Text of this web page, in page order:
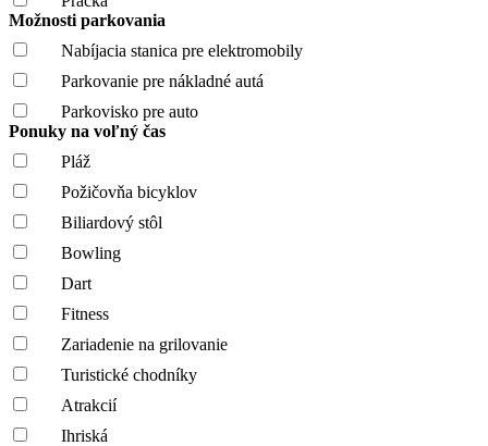
Možnosti parkovania
Nabíjacia stanica pre elektromobily
Parkovanie pre nákladné autá
Parkovisko pre auto
Ponuky na voľný čas
Pláž
Požičovňa bicyklov
Biliardový stôl
Bowling
Dart
Fitness
Zariadenie na grilovanie
Turistické chodníky
Atrakcií
Ihriská